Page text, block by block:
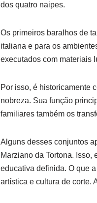
dos quatro naipes.
Os primeiros baralhos de
italiana e para os
executados com materiais
Por isso, é historicamente
nobreza. Sua função
familiares também os
Alguns desses conjuntos
Marziano da Tortona.
educativa definida. O que
artística e cultura de corte.